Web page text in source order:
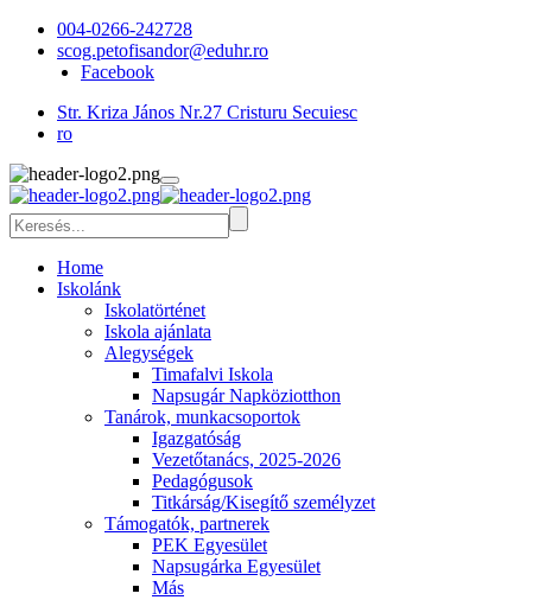
004-0266-242728
scog.petofisandor@eduhr.ro
Facebook
Str. Kriza János Nr.27 Cristuru Secuiesc
ro
Home
Iskolánk
Iskolatörténet
Iskola ajánlata
Alegységek
Timafalvi Iskola
Napsugár Napköziotthon
Tanárok, munkacsoportok
Igazgatóság
Vezetőtanács, 2025-2026
Pedagógusok
Titkárság/Kisegítő személyzet
Támogatók, partnerek
PEK Egyesület
Napsugárka Egyesület
Más